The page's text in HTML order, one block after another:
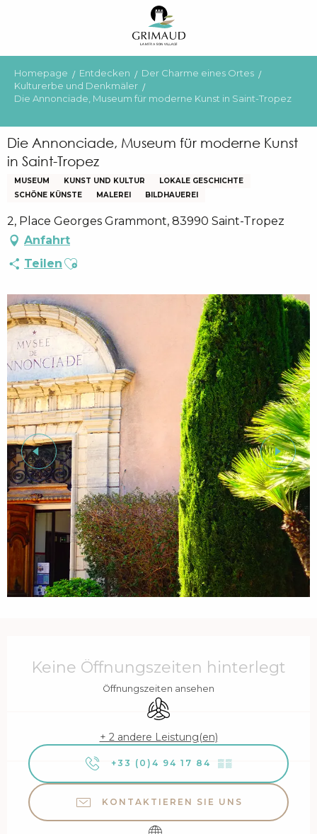
principal
Homepage Entdecken
Der Charme eines Ortes
Kulturerbe und Denkmäler
Die Annonciade, Museum für moderne Kunst in Saint-Tropez
Die Annonciade, Museum für moderne Kunst
in Saint-Tropez
MUSEUM KUNST UND KULTUR
LOKALE GESCHICHTE
SCHÖNE KÜNSTE
MALEREI BILDHAUEREI
2, Place Georges Grammont, 83990 Saint-Tropez
Anfahrt
Teilen Ajouter aux favoris
Keine Öffnungszeiten hinterlegt
Öffnungszeiten ansehen
Klimaanlage
+ 2 andere Leistung(en)
+33 (0)4 94 17 84 ▒▒
KONTAKTIEREN SIE UNS